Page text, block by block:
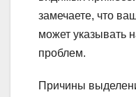
замечаете, что
может указывать
проблем.
Причины